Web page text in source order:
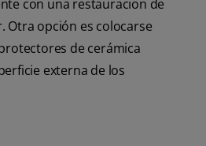
con una restauracion de
Otra opción es colocarse
de cerámica
externa de los